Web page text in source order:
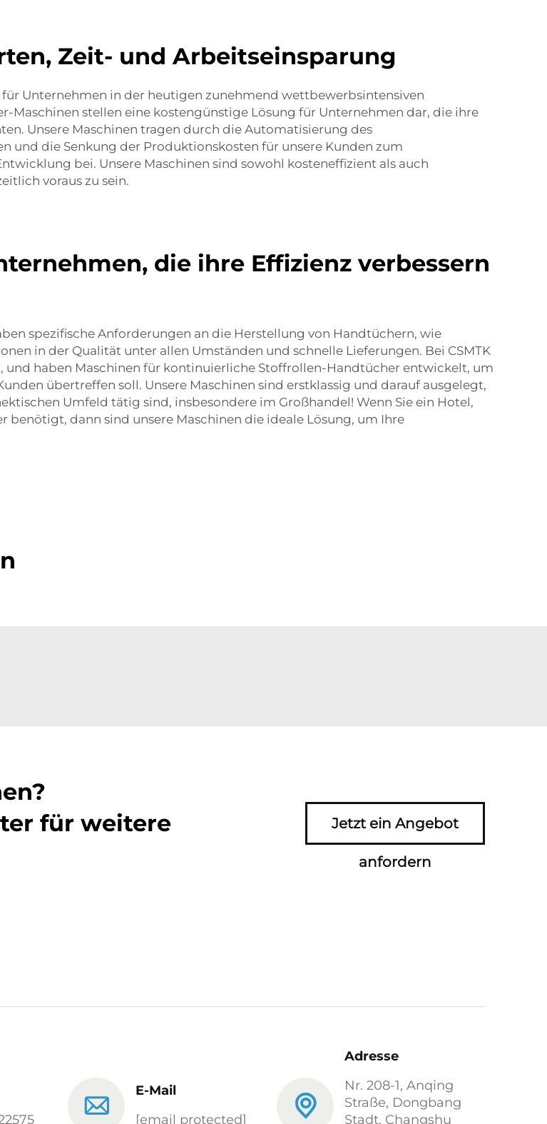
Zeit- und Arbeitseinsparung
Unternehmen in der heutigen zunehmend wettbewerbsintensiven
stellen eine kostengünstige Lösung für Unternehmen dar, die ihre
Unsere Maschinen tragen durch die Automatisierung des
und die Senkung der Produktionskosten für unsere Kunden zum
bei. Unsere Maschinen sind sowohl kosteneffizient als auch
voraus zu sein.
die ihre Effizienz verbessern
spezifische Anforderungen an die Herstellung von Handtüchern, wie
in der Qualität unter allen Umständen und schnelle Lieferungen. Bei CSMTK
und haben Maschinen für kontinuierliche Stoffrollen-Handtücher entwickelt, um
übertreffen soll. Unsere Maschinen sind erstklassig und darauf ausgelegt,
Umfeld tätig sind, insbesondere im Großhandel! Wenn Sie ein Hotel,
benötigt, dann sind unsere Maschinen die ideale Lösung, um Ihre
für weitere
Jetzt ein Angebot
anfordern
E-Mail
[email protected]
Adresse
Nr. 208-1, Anqing
Straße, Dongbang
Stadt, Changshu